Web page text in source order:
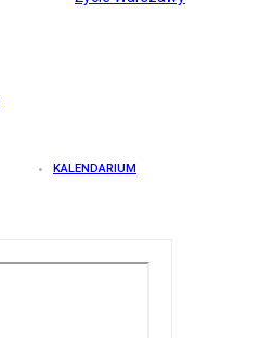
KALENDARIUM